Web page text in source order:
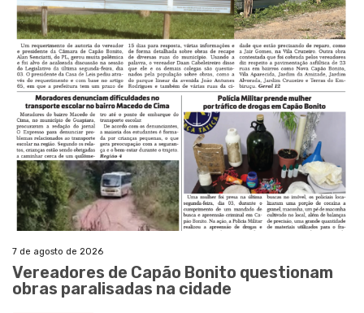
7 de agosto de 2026
Vereadores de Capão Bonito questionam
obras paralisadas na cidade